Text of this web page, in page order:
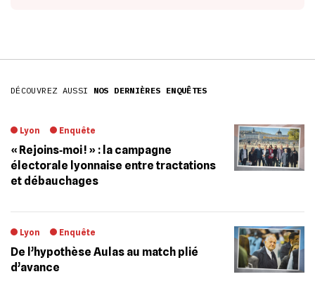
DÉCOUVREZ AUSSI NOS DERNIÈRES ENQUÊTES
Lyon Enquête
« Rejoins‐moi ! » : la campagne
électorale lyonnaise entre tractations
et débauchages
Lyon Enquête
De l’hypothèse Aulas au match plié
d’avance